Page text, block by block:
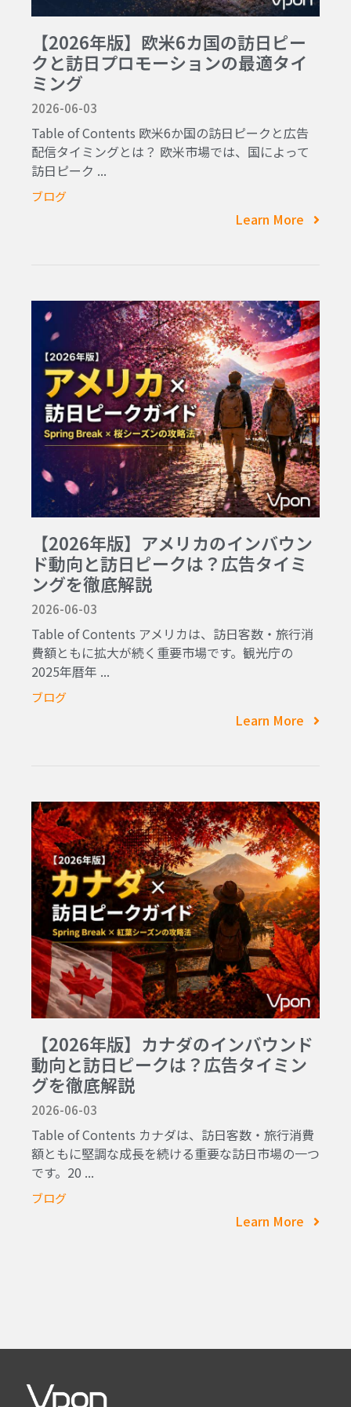
【2026年版】欧米6カ国の訪日ピー
クと訪日プロモーションの最適タイ
ミング
2026-06-03
Table of Contents 欧米6か国の訪日ピークと広告
配信タイミングとは？ 欧米市場では、国によって
訪日ピーク ...
ブログ
Learn More
【2026年版】アメリカのインバウン
ド動向と訪日ピークは？広告タイミ
ングを徹底解説
2026-06-03
Table of Contents アメリカは、訪日客数・旅行消
費額ともに拡大が続く重要市場です。観光庁の
2025年暦年 ...
ブログ
Learn More
【2026年版】カナダのインバウンド
動向と訪日ピークは？広告タイミン
グを徹底解説
2026-06-03
Table of Contents カナダは、訪日客数・旅行消費
額ともに堅調な成長を続ける重要な訪日市場の一つ
です。20 ...
ブログ
Learn More